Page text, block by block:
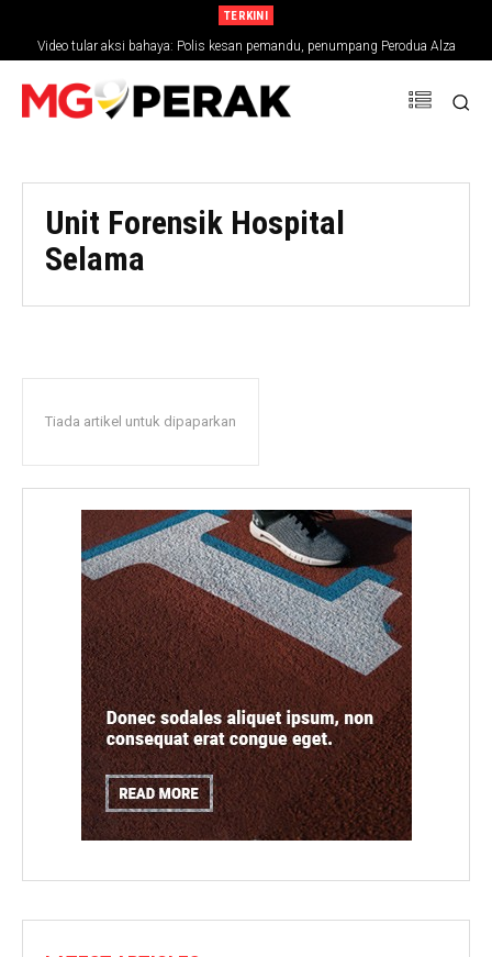
TERKINI
Video tular aksi bahaya: Polis kesan pemandu, penumpang Perodua Alza
Unit Forensik Hospital
Selama
Tiada artikel untuk dipaparkan